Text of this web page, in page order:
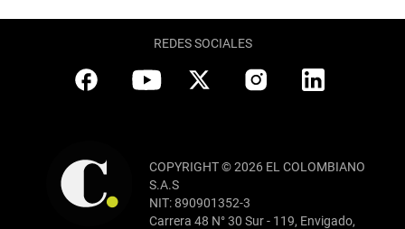
REDES SOCIALES
COPYRIGHT © 2026 EL COLOMBIANO
S.A.S
NIT: 890901352-3
Carrera 48 N° 30 Sur - 119, Envigado,